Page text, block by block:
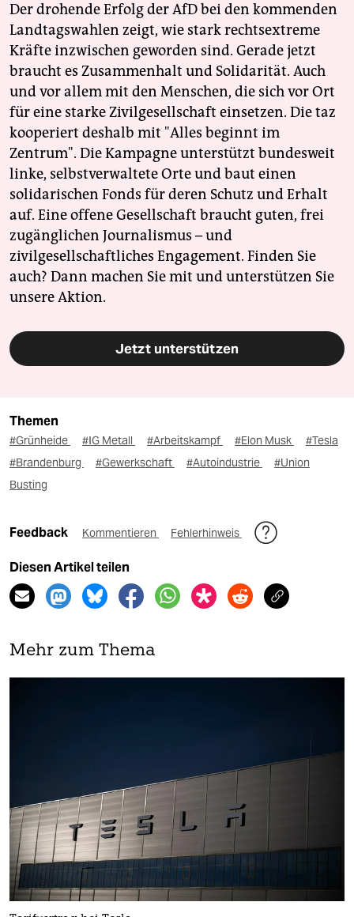
Der drohende Erfolg der AfD bei den kommenden
Landtagswahlen zeigt, wie stark rechtsextreme
Kräfte inzwischen geworden sind. Gerade jetzt
braucht es Zusammenhalt und Solidarität. Auch
und vor allem mit den Menschen, die sich vor Ort
für eine starke Zivilgesellschaft einsetzen. Die taz
kooperiert deshalb mit "Alles beginnt im
Zentrum". Die Kampagne unterstützt bundesweit
linke, selbstverwaltete Orte und baut einen
solidarischen Fonds für deren Schutz und Erhalt
auf. Eine offene Gesellschaft braucht guten, frei
zugänglichen Journalismus – und
zivilgesellschaftliches Engagement. Finden Sie
auch? Dann machen Sie mit und unterstützen Sie
unsere Aktion.
Jetzt unterstützen
Themen
#Grünheide #IG Metall #Arbeitskampf #Elon Musk
#Tesla
#Brandenburg
#Gewerkschaft #Autoindustrie
#Union
Busting
Feedback Kommentieren Fehlerhinweis
Diesen Artikel teilen
Mehr zum Thema